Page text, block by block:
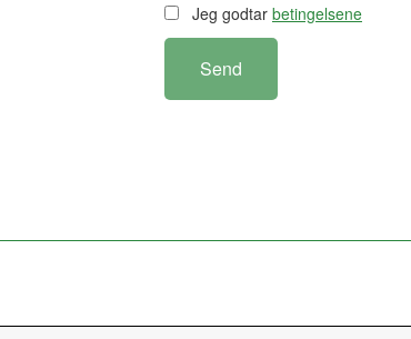
Jeg godtar betingelsene
Send